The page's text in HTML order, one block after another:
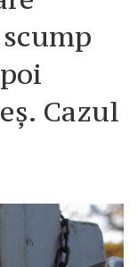
Cazul